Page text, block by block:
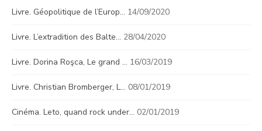
Livre. Géopolitique de l’Europ… 14/09/2020
Livre. L’extradition des Balte… 28/04/2020
Livre. Dorina Roşca, Le grand … 16/03/2019
Livre. Christian Bromberger, L… 08/01/2019
Cinéma. Leto, quand rock under… 02/01/2019